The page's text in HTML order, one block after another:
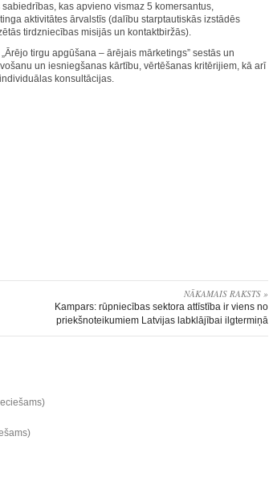
kas apvieno vismaz 5 komersantus,
aktivitātes ārvalstīs (dalību starptautiskās izstādēs
tirdzniecības misijās un kontaktbiržās).
tirgu apgūšana – ārējais mārketings” sestās un
un iesniegšanas kārtību, vērtēšanas kritērijiem, kā arī
konsultācijas.
NĀKAMAIS RAKSTS »
Kampars: rūpniecības sektora attīstība ir viens no
priekšnoteikumiem Latvijas labklājībai ilgtermiņā